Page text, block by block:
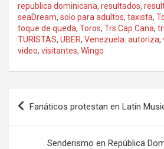
republica dominicana, resultados,
seaDream, solo para adultos, taxista,
toque de queda, Toros, Trs Cap Cana,
TURISTAS, UBER, Venezuela. autoriza,
video, visitantes, Wingo
Navegación
entradas
Fanáticos protestan en Latín
Senderismo en República